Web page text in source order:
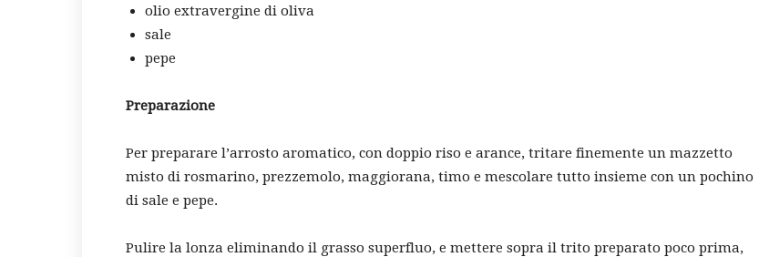
olio extravergine di oliva
sale
pepe
Preparazione
Per preparare l’arrosto aromatico, con doppio riso e arance, tritare finemente un mazzetto
misto di rosmarino, prezzemolo, maggiorana, timo e mescolare tutto insieme con un pochino
di sale e pepe.
Pulire la lonza eliminando il grasso superfluo, e mettere sopra il trito preparato poco prima,